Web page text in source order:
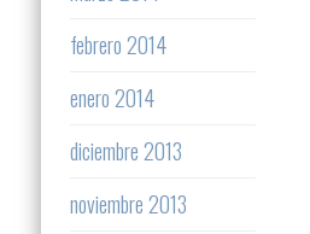
febrero 2014
enero 2014
diciembre 2013
noviembre 2013